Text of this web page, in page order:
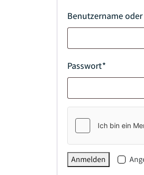
Benutzername
Passwort*
Anmelden